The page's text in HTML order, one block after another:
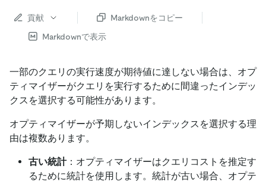
貢献
Markdownをコピー
Markdownで表示
一部のクエリの実行速度が期待値に達しない場合は、オプ
ティマイザーがクエリを実行するために間違ったインデッ
クスを選択する可能性があります。
オプティマイザーが予期しないインデックスを選択する理
由は複数あります。
古い統計：オプティマイザーはクエリコストを推定す
るために統計を使用します。統計が古い場合、オプテ